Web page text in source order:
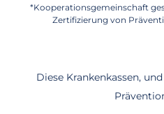
*Kooperationsgemeinschaft
Zertifizierung von
Diese Krankenkassen,